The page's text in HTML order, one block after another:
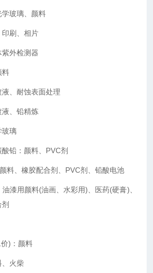
玻璃、颜料
刷、相片
外检测器
料
、耐蚀表面处理
、铅精炼
玻璃
铅：颜料、PVC剂
料、橡胶配合剂、PVC剂、铅酸电池
漆用颜料(油画、水彩用)、医药(硬膏)、
价)：颜料
火柴